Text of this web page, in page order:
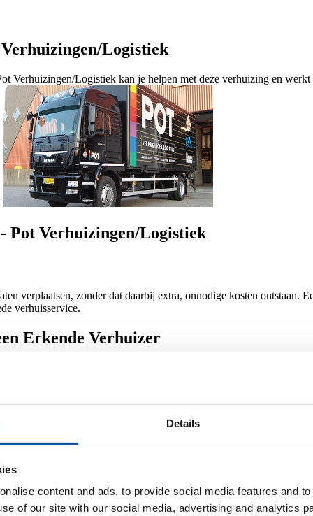
Details
content and ads, to provide social media features and
of our site with our social media, advertising and analytics
Logistiek
Verhuizingen/Logistiek kan je helpen met deze verhuizing en
Pot Verhuizingen/Logistiek
verplaatsen, zonder dat daarbij extra, onnodige kosten ontstaan.
verhuisservice.
Erkende Verhuizer
biedt je de voordelen van Erkende Verhuizers:
de spullen.
de- montage klusjes, tijdelijke opslag en handyman klusjes.
zorgen.
Logistiek